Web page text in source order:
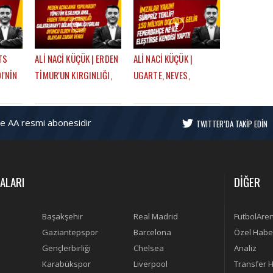
OULAI | GÜNDEM
GALATASARAY
TRANSFER | GÜNDEM
GALATASARAY
|
ALİ NACİ KÜÇÜK | ERDEN
TİMUR'UN KIRGINLIĞI,
ICARDI SÜRECİ |
GÜNDEM GALATASARAY
ALİ NACİ KÜÇÜK |
UGARTE, NEVES,
PLANLAMASI, AYRILIK
LİSTESİ | GÜNDEM
GALATASARAY
AA resmi abonesidir TWITTER’DA TAKİP EDİN
Başakşehir
Real Madrid
Gaziantepspor
Barcelona
Gençlerbirliği
Chelsea
Karabükspor Liverpool
DİĞER
Özel
Analiz
Transfer